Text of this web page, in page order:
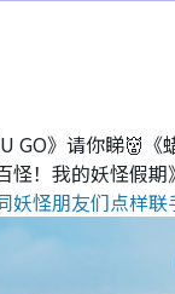
GO》请你睇👹
怪！我的妖怪假期
妖怪朋友们点样